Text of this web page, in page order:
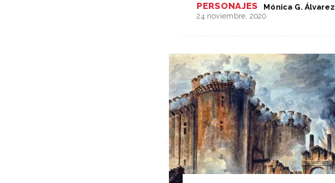
PERSONAJES Mónica G. Álvarez
24 noviembre, 2020